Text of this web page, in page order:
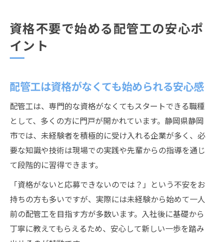
資格不要で始める配管工の安心ポ
イント
配管工は資格がなくても始められる安心感
配管工は、専門的な資格がなくてもスタートできる職種
として、多くの方に門戸が開かれています。静岡県静岡
市では、未経験者を積極的に受け入れる企業が多く、必
要な知識や技術は現場での実践や先輩からの指導を通じ
て段階的に習得できます。
「資格がないと応募できないのでは？」という不安をお
持ちの方も多いですが、実際には未経験から始めて一人
前の配管工を目指す方が多数います。入社後に基礎から
丁寧に教えてもらえるため、安心して新しい一歩を踏み